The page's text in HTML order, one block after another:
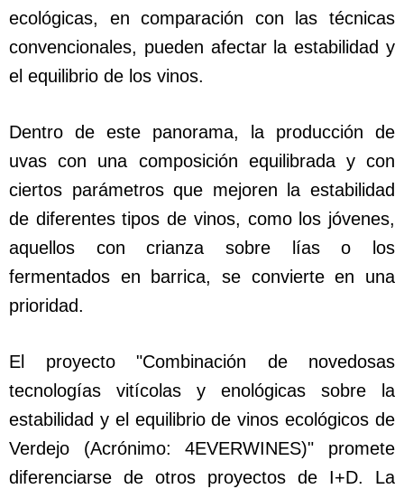
ecológicas, en comparación con las técnicas
convencionales, pueden afectar la estabilidad y
el equilibrio de los vinos.
Dentro de este panorama, la producción de
uvas con una composición equilibrada y con
ciertos parámetros que mejoren la estabilidad
de diferentes tipos de vinos, como los jóvenes,
aquellos con crianza sobre lías o los
fermentados en barrica, se convierte en una
prioridad.
El proyecto "Combinación de novedosas
tecnologías vitícolas y enológicas sobre la
estabilidad y el equilibrio de vinos ecológicos de
Verdejo (Acrónimo: 4EVERWINES)" promete
diferenciarse de otros proyectos de I+D. La